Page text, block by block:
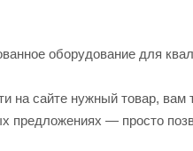
оборудование для
на сайте нужный товар,
предложениях — просто